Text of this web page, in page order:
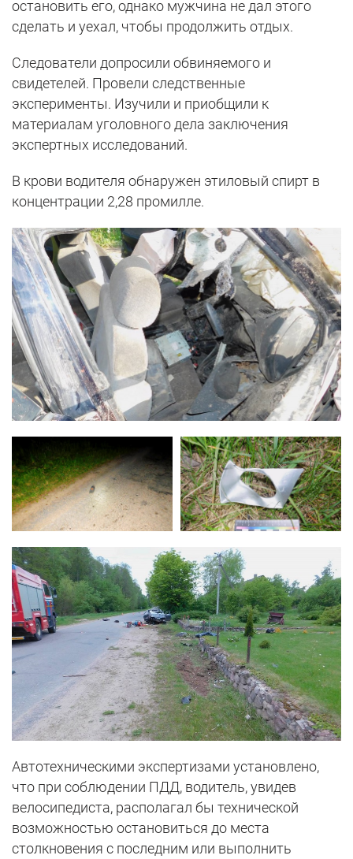
остановить его, однако мужчина не дал этого
сделать и уехал, чтобы продолжить отдых.
Следователи допросили обвиняемого и
свидетелей. Провели следственные
эксперименты. Изучили и приобщили к
материалам уголовного дела заключения
экспертных исследований.
В крови водителя обнаружен этиловый спирт в
концентрации 2,28 промилле.
Автотехническими экспертизами установлено,
что при соблюдении ПДД, водитель, увидев
велосипедиста, располагал бы технической
возможностью остановиться до места
столкновения с последним или выполнить